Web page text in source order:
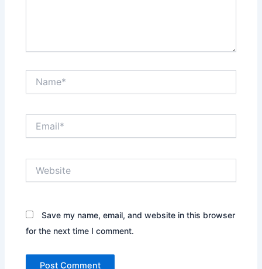
Save my name, email, and website in this browser
for the next time I comment.